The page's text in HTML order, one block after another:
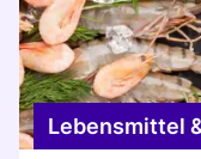
Lebensmittel